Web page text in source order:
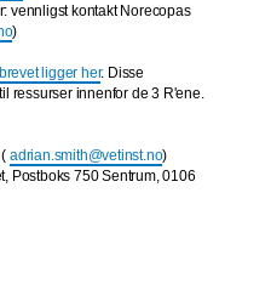
vennligst kontakt Norecopas
)
ligger her. Disse
ressurser innenfor de 3 R'ene.
(adrian.smith@vetinst.no)
Postboks 750 Sentrum, 0106